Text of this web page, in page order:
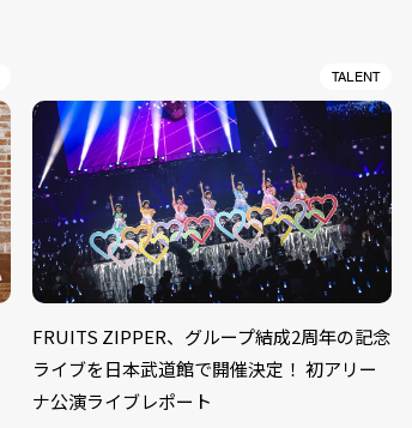
TALENT
FRUITS ZIPPER、グループ結成2周年の記念
ライブを日本武道館で開催決定！ 初アリー
ナ公演ライブレポート